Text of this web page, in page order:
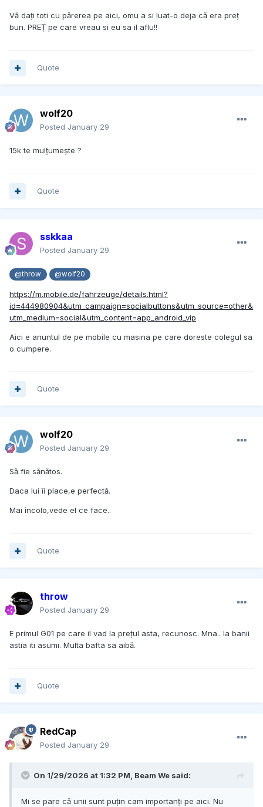
Vă dați toti cu părerea pe aici, omu a si luat-o deja că era preț
bun. PREȚ pe care vreau si eu sa il aflu!!
Quote
wolf20
Posted January 29
15k te mulțumește ?
Quote
sskkaa
Posted January 29
@throw @wolf20
https://m.mobile.de/fahrzeuge/details.html?
id=444980904&utm_campaign=socialbuttons&utm_source=other&
utm_medium=social&utm_content=app_android_vip
Aici e anuntul de pe mobile cu masina pe care doreste colegul sa
o cumpere.
Quote
wolf20
Posted January 29
Să fie sănătos.
Daca lui îi place,e perfectă.
Mai încolo,vede el ce face..
Quote
throw
Posted January 29
E primul G01 pe care il vad la prețul asta, recunosc. Mna.. la banii
astia iti asumi. Multa bafta sa aibă.
Quote
RedCap
Posted January 29
On 1/29/2026 at 1:32 PM, Beam We said:
Mi se pare că unii sunt puțin cam importanți pe aici. Nu